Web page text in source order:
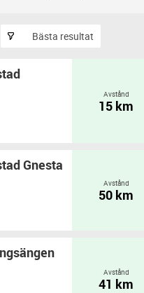
Bästa resultat
Avstånd
15 km
Gnesta
Avstånd
50 km
Avstånd
41 km